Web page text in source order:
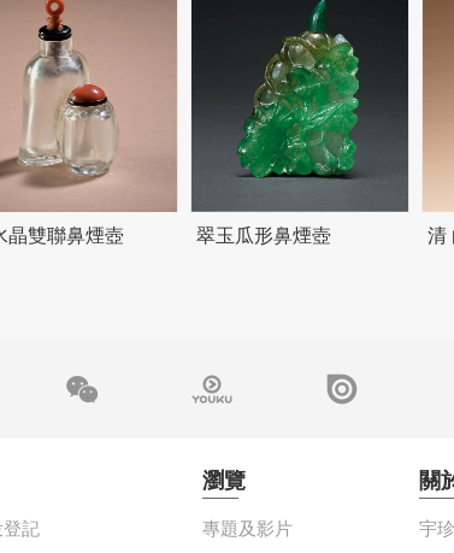
晶雙聯鼻煙壺 翠玉瓜形鼻煙壺 清
登記
瀏覽
專題及影片
關
宇